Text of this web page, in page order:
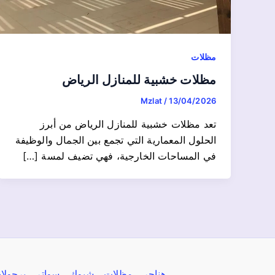
مظلات
مظلات خشبية للمنازل الرياض
Mzlat/13/04/2026
تعد مظلات خشبية للمنازل الرياض من أبرز
الحلول المعمارية التي تجمع بين الجمال والوظيفة
في المساحات الخارجية، فهي تضيف لمسة […]